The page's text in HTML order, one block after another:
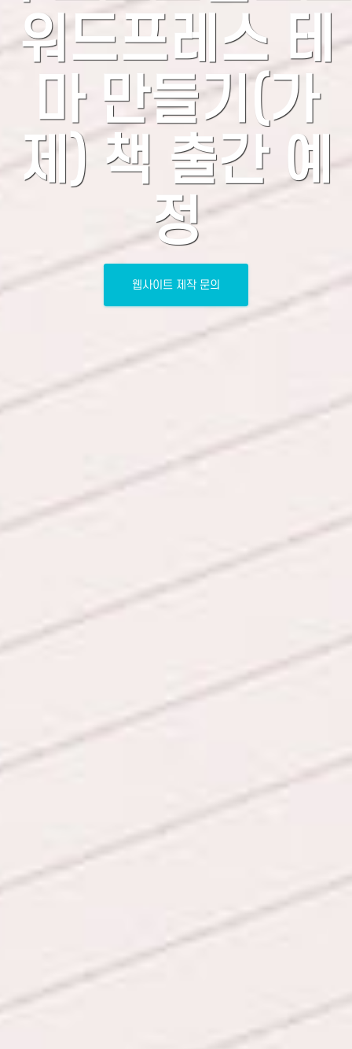
워드프레스 테
마 만들기(가
제) 책 출간 예
정
웹사이트 제작 문의